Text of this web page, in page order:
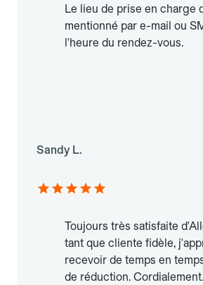
Le lieu de prise en charge
mentionné par e-mail ou
l'heure du rendez-vous.
Sandy L.
Toujours très satisfaite
tant que cliente fidèle,
recevoir de temps en
de réduction. Cordialement.